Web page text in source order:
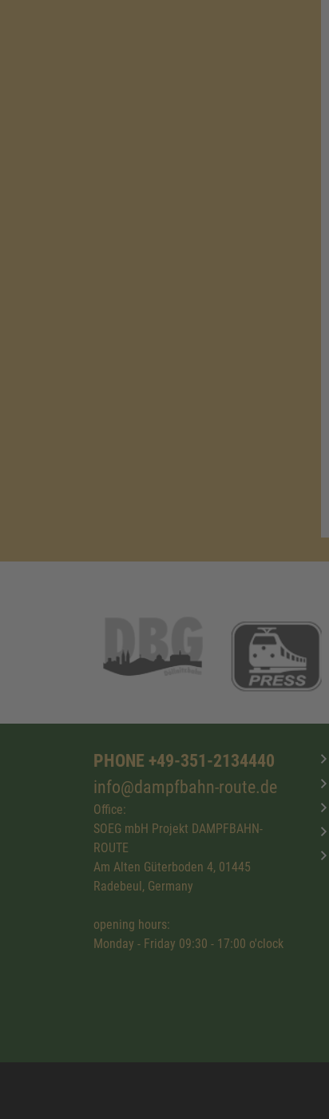
PHONE +49-351-2134440
info@dampfbahn-route.de
Office:
SOEG mbH Projekt DAMPFBAHN-
ROUTE
Am Alten Güterboden 4, 01445
Radebeul, Germany
opening hours:
Monday - Friday 09:30 - 17:00 o'clock